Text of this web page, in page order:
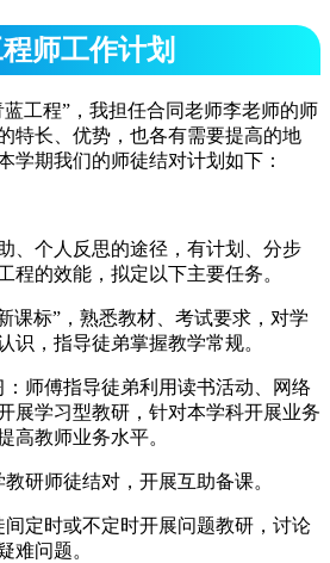
师工作计划
工程”，我担任合同老师李老师的师
特长、优势，也各有需要提高的地
学期我们的师徒结对计划如下：
、个人反思的途径，有计划、分步
程的效能，拟定以下主要任务。
课标”，熟悉教材、考试要求，对学
识，指导徒弟掌握教学常规。
师傅指导徒弟利用读书活动、网络
展学习型教研，针对本学科开展业务
高教师业务水平。
研师徒结对，开展互助备课。
定时或不定时开展问题教研，讨论
难问题。